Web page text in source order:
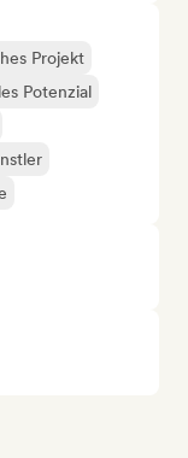
Projekt
Potenzial